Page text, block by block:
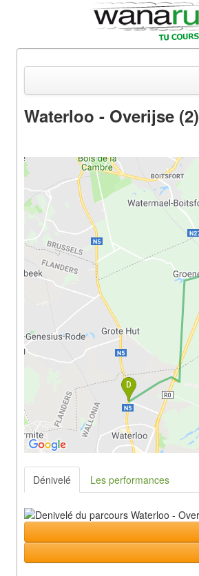
Equipements & Tests
Parcours & Courses
Outils & Réseaux
Waterloo - Overijse (2)
Dénivelé Les performances